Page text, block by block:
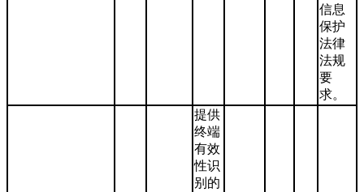
信息
保护
法律
法规
要
求。
提供
终端
有效
性识
别的